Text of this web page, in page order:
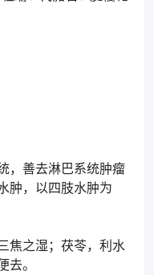
，善去淋巴系统肿瘤
肿，以四肢水肿为
焦之湿；茯苓，利水
。